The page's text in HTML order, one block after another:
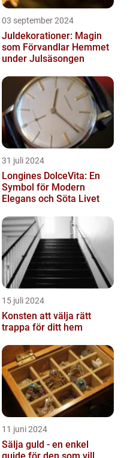
03 september 2024
Juldekorationer: Magin
som Förvandlar Hemmet
under Julsäsongen
31 juli 2024
Longines DolceVita: En
Symbol för Modern
Elegans och Söta Livet
15 juli 2024
Konsten att välja rätt
trappa för ditt hem
11 juni 2024
Sälja guld - en enkel